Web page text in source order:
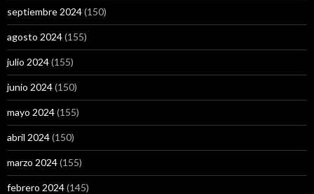
septiembre 2024(150)
agosto 2024(155)
julio 2024(155)
junio 2024(150)
mayo 2024(155)
abril 2024(150)
marzo 2024(155)
febrero 2024(145)